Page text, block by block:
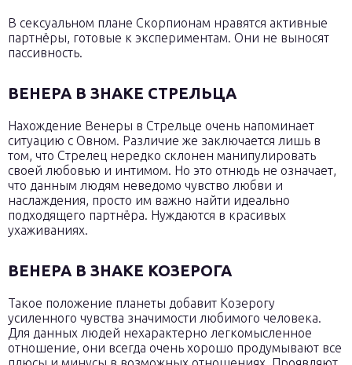
В сексуальном плане Скорпионам нравятся активные
партнёры, готовые к экспериментам. Они не выносят
пассивность.
ВЕНЕРА В ЗНАКЕ СТРЕЛЬЦА
Нахождение Венеры в Стрельце очень напоминает
ситуацию с Овном. Различие же заключается лишь в
том, что Стрелец нередко склонен манипулировать
своей любовью и интимом. Но это отнюдь не означает,
что данным людям неведомо чувство любви и
наслаждения, просто им важно найти идеально
подходящего партнёра. Нуждаются в красивых
ухаживаниях.
ВЕНЕРА В ЗНАКЕ КОЗЕРОГА
Такое положение планеты добавит Козерогу
усиленного чувства значимости любимого человека.
Для данных людей нехарактерно легкомысленное
отношение, они всегда очень хорошо продумывают все